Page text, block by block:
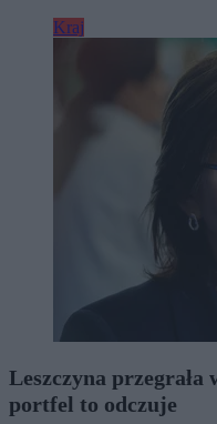
Kraj
Leszczyna przegrała
portfel to odczuje